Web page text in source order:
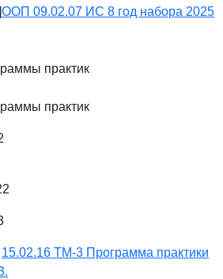
ООП 09.02.07 ИС 8 год набора 2025
практик
практик
15.02.16 ТМ-3 Программа практики